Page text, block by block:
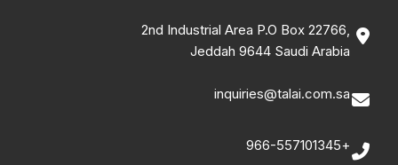
2nd Industrial Area P.O Box 22766,
Jeddah 9644 Saudi Arabia
inquiries@talai.com.sa
+966-557101345